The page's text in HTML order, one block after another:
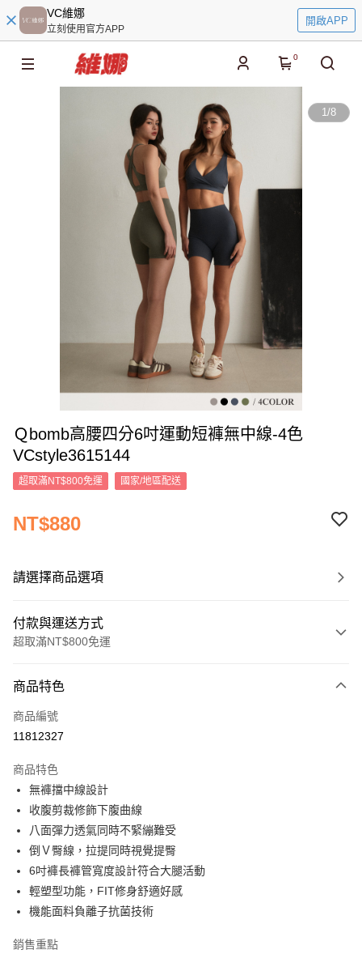
VC維娜
立刻使用官方APP
開啟APP
0
1/8
Ｑbomb高腰四分6吋運動短褲無中線-4色
VCstyle3615144
超取滿NT$800免運 國家/地區配送
NT$880
請選擇商品選項
付款與運送方式
超取滿NT$800免運
信用卡一次付款
信用卡分期付款
合作金庫商業銀行
華南商業銀行
上海商業儲蓄銀行
國泰世華商業銀行
臺灣中小企業銀行
匯豐（台灣）商業銀行
華泰商業銀行
聯邦商業銀行
遠東國際商業銀行
元大商業銀行
玉山商業銀行
台灣樂天信用卡公司
6 期 0 利率 每期
華南商業銀行
上海商業儲蓄銀行
國泰世華商業銀行
臺灣中小企業銀行
台中商業銀行
匯豐（台灣）商業銀行
聯邦商業銀行
元大商業銀行
玉山商業銀行
超商取貨付款
LINE Pay
Apple Pay
街口支付
商品特色
商品編號
11812327
商品特色
無褲擋中線設計
收腹剪裁修飾下腹曲線
八面彈力透氣同時不緊繃難受
倒Ｖ臀線，拉提同時視覺提臀
6吋褲長褲管寬度設計符合大腿活動
輕塑型功能，FIT修身舒適好感
機能面料負離子抗菌技術
銷售重點